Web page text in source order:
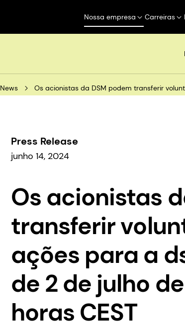
Nossa empresa Carreiras
News Os acionistas da DSM podem transferir
Press Release
junho 14, 2024
Os acionistas
transferir
ações para a
de 2 de julho
horas CEST